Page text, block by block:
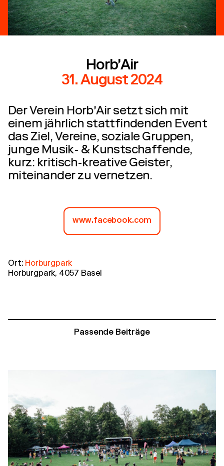
Horb'Air
31. August 2024
Der Verein Horb'Air setzt sich mit
einem jährlich stattfindenden Event
das Ziel, Vereine, soziale Gruppen,
junge Musik- & Kunstschaffende,
kurz: kritisch-kreative Geister,
miteinander zu vernetzen.
www.facebook.com
Ort: Horburgpark
Horburgpark, 4057 Basel
Passende Beiträge